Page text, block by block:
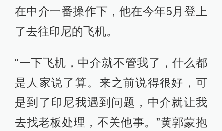
在中介一番操作下，他在今年5月登上
了去往印尼的飞机。
“一下飞机，中介就不管我了，什么都
是人家说了算。来之前说得很好，可
是到了印尼我遇到问题，中介就让我
去找老板处理，不关他事。”黄郭蒙抱